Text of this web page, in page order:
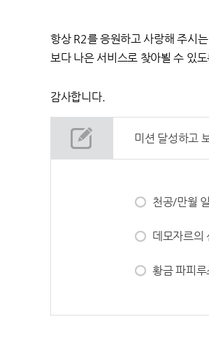
항상 R2를 응원하고 사랑해 주시
보다 나은 서비스로 찾아뵐 수 있
감사합니다.
미션 달성하고
천공/만월
데모자르의
황금 파피